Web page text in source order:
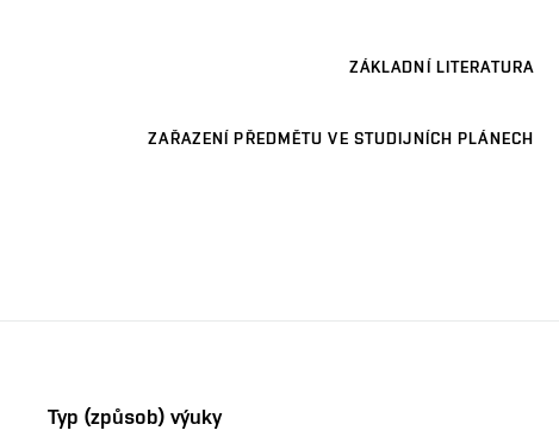
ZÁKLADNÍ LITERATURA
ZAŘAZENÍ PŘEDMĚTU VE STUDIJNÍCH PLÁNECH
Typ (způsob) výuky